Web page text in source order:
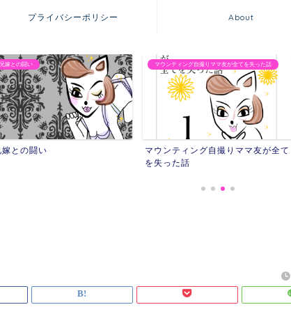
プライバシーポリシー About
マウンティング自撮りママ友が全てを失った話
マウンティング自撮りママ友が全て
Blog
Blog